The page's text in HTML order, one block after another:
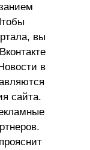
вы
в
сайта.